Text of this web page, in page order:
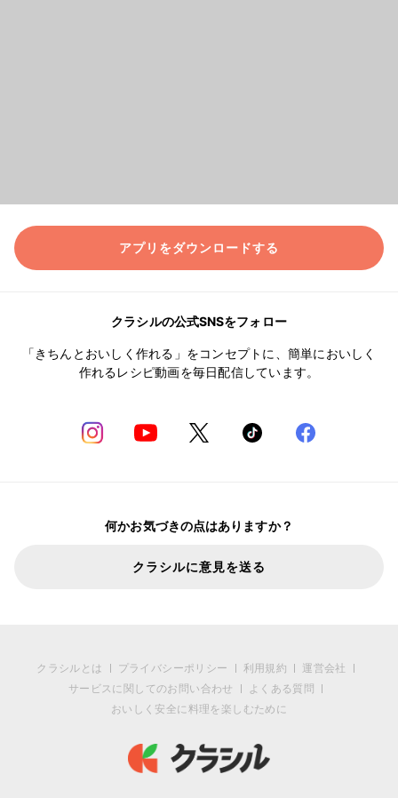
アプリをダウンロードする
クラシルの公式SNSをフォロー
「きちんとおいしく作れる」をコンセプトに、簡単においしく
作れるレシピ動画を毎日配信しています。
何かお気づきの点はありますか？
クラシルに意見を送る
クラシルとは プライバシーポリシー 利用規約
運営会社
サービスに関してのお問い合わせ
よくある質問
おいしく安全に料理を楽しむために